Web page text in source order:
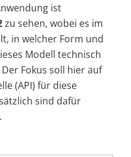
ist
zu sehen, wobei es im
in welcher Form und
Modell technisch
Fokus soll hier auf
(API) für diese
sind dafür